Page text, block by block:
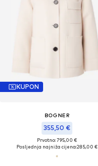
KUPON
BOGNER
355,50 €
Prvotno: 795,00 €
Posljednja najniža cijena:285,00 €